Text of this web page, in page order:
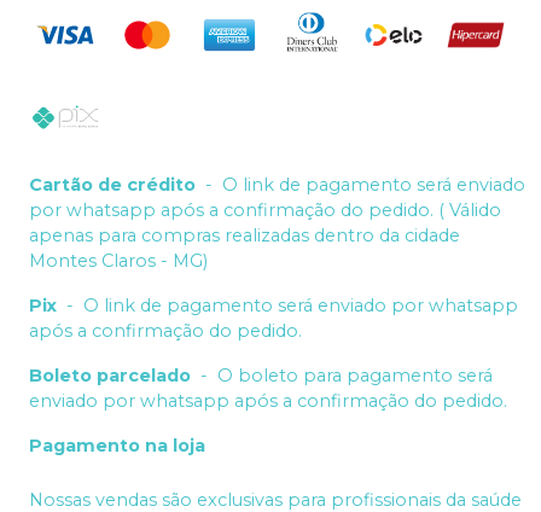
Cartão de crédito - O link de pagamento será enviado
por whatsapp após a confirmação do pedido. ( Válido
apenas para compras realizadas dentro da cidade
Montes Claros - MG)
Pix - O link de pagamento será enviado por whatsapp
após a confirmação do pedido.
Boleto parcelado - O boleto para pagamento será
enviado por whatsapp após a confirmação do pedido.
Pagamento na loja
Nossas vendas são exclusivas para profissionais da saúde